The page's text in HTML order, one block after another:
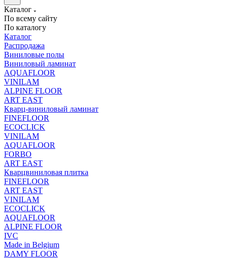
Каталог
По всему сайту
По каталогу
Каталог
Распродажа
Виниловые полы
Виниловый ламинат
AQUAFLOOR
VINILAM
ALPINE FLOOR
ART EAST
Кварц-виниловый ламинат
FINEFLOOR
ECOCLICK
VINILAM
AQUAFLOOR
FORBO
ART EAST
Кварцвиниловая плитка
FINEFLOOR
ART EAST
VINILAM
ECOCLICK
AQUAFLOOR
ALPINE FLOOR
IVC
Made in Belgium
DAMY FLOOR